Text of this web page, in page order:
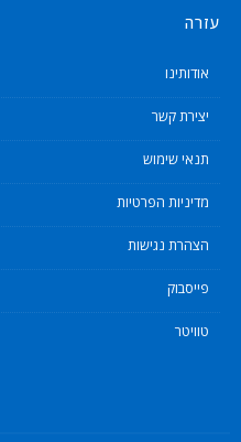
עזרה
אודותינו
יצירת קשר
תנאי שימוש
מדיניות הפרטיות
הצהרת נגישות
פייסבוק
טוויטר